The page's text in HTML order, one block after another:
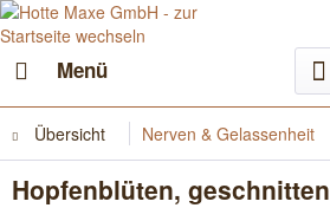
Menü
Übersicht Nerven & Gelassenheit
Hopfenblüten, geschnitten